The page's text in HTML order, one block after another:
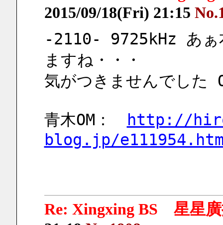
2015/09/18(Fri) 21:15
-2110- 9725kHz あぁ
ますね・・・
気がつきませんでした
青木OM：
http://
blog.jp/
Re: Xingxing BS 星星